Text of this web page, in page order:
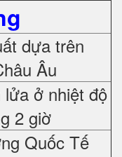
dựa trên
Âu
lửa ở nhiệt độ
2 giờ
Quốc Tế